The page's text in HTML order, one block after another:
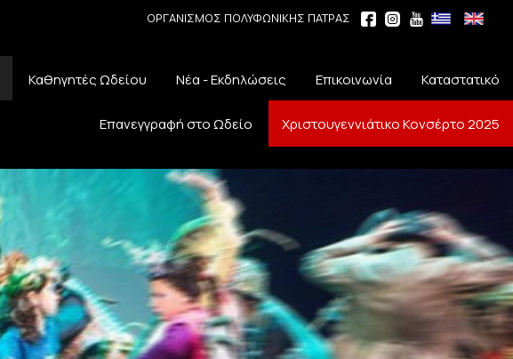
ΟΡΓΑΝΙΣΜΟΣ ΠΟΛΥΦΩΝΙΚΗΣ ΠΑΤΡΑΣ
Καθηγητές Ωδείου Νέα - Εκδηλώσεις Επικοινωνία Καταστατικό
Επανεγγραφή στο Ωδείο Χριστουγεννιάτικο Κονσέρτο 2025